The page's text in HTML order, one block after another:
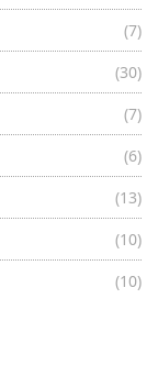
(7)
(30)
(7)
(6)
(13)
(10)
(10)